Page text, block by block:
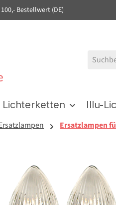
springen
Bestellwert (DE)
Lichterketten Illu-
Ersatzlampen